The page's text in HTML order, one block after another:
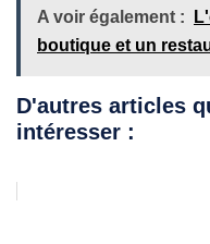
A voir également :
boutique et un
D'autres articles
intéresser :